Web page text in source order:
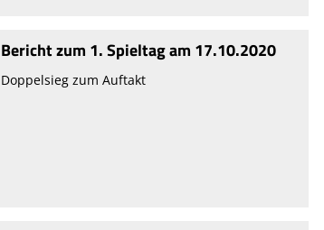
Bericht zum 1. Spieltag am 17.10.2020
Doppelsieg zum Auftakt